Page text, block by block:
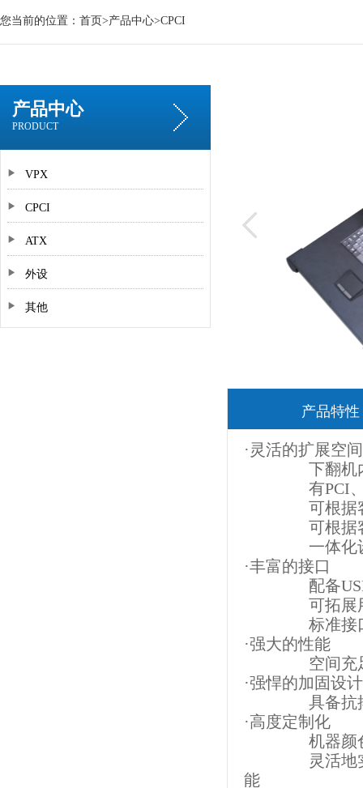
您当前的位置： 首页>产品中心>CPCI
产品中心
PRODUCT
VPX
CPCI
ATX
外设
其他
产品特性
·灵活的扩展空间
下翻机内
有PCI、
可根据客户
可根据客户
一体化设计
·丰富的接口
配备USB，
可拓展用
标准接口，
·强大的性能
空间充足，
·强悍的加固设计
具备抗摔抗
·高度定制化
机器颜色、
灵活地实现
能